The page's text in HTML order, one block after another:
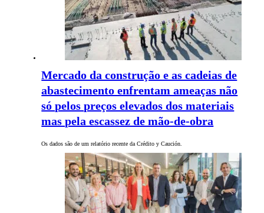
Mercado da construção e as cadeias de
abastecimento enfrentam ameaças não
só pelos preços elevados dos materiais
mas pela escassez de mão-de-obra
Os dados são de um relatório recente da Crédito y Caución.